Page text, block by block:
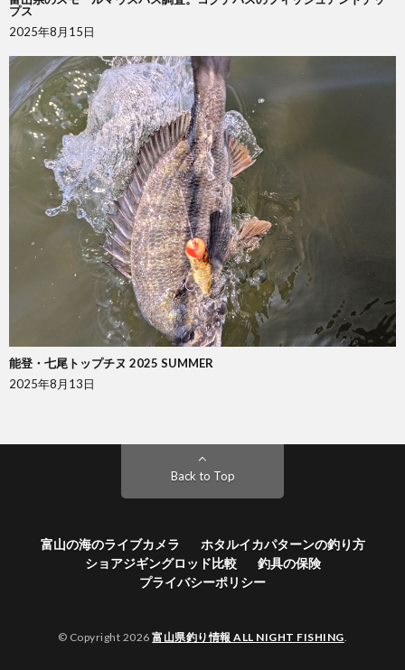
プス
2025年8月15日
能登・七尾トップチヌ 2025 SUMMER
2025年8月13日
Back to Top
富山の海のライブカメラ
ホタルイカパターンの釣り方
ショアジギングロッド比較
釣具の保険
プライバシーポリシー
© Copyright 2026富山県釣り情報 ALL NIGHT FISHING.